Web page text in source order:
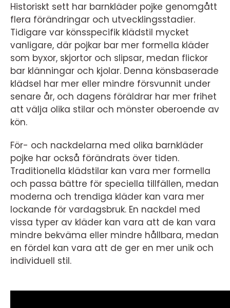
Historiskt sett har barnkläder pojke genomgått
flera förändringar och utvecklingsstadier.
Tidigare var könsspecifik klädstil mycket
vanligare, där pojkar bar mer formella kläder
som byxor, skjortor och slipsar, medan flickor
bar klänningar och kjolar. Denna könsbaserade
klädsel har mer eller mindre försvunnit under
senare år, och dagens föräldrar har mer frihet
att välja olika stilar och mönster oberoende av
kön.
För- och nackdelarna med olika barnkläder
pojke har också förändrats över tiden.
Traditionella klädstilar kan vara mer formella
och passa bättre för speciella tillfällen, medan
moderna och trendiga kläder kan vara mer
lockande för vardagsbruk. En nackdel med
vissa typer av kläder kan vara att de kan vara
mindre bekväma eller mindre hållbara, medan
en fördel kan vara att de ger en mer unik och
individuell stil.